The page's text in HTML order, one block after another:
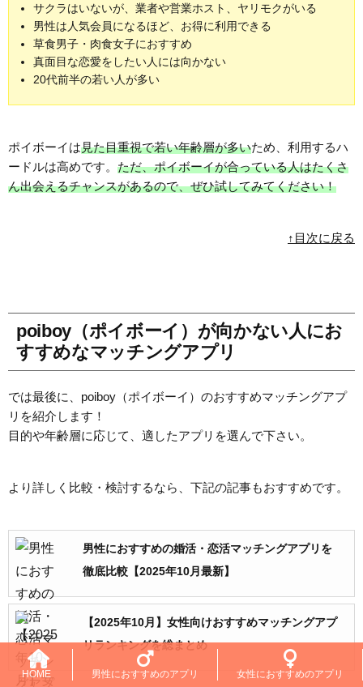
HOME 男性におすすめのアプリ 女性におすすめのアプリ
サクラはいないが、業者や営業ホスト、ヤリモクがいる
男性は人気会員になるほど、お得に利用できる
草食男子・肉食女子におすすめ
真面目な恋愛をしたい人には向かない
20代前半の若い人が多い
ポイボーイは見た目重視で若い年齢層が多いため、利用するハ
ードルは高めです。 ただ、ポイボーイが合っている人はたくさ
ん出会えるチャンスがあるので、ぜひ試してみてください！
↑目次に戻る
poiboy（ポイボーイ）が向かない人にお
すすめなマッチングアプリ
では最後に、poiboy（ポイボーイ）のおすすめマッチングアプ
リを紹介します！
目的や年齢層に応じて、適したアプリを選んで下さい。
より詳しく比較・検討するなら、下記の記事もおすすめです。
男性におすすめの婚活・恋活マッチングアプリを
徹底比較【2025年10月最新】
【2025年10月】女性向けおすすめマッチングアプ
リランキングを総まとめ